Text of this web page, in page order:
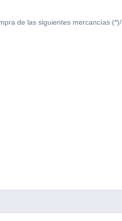
de las siguientes mercancías (*)/